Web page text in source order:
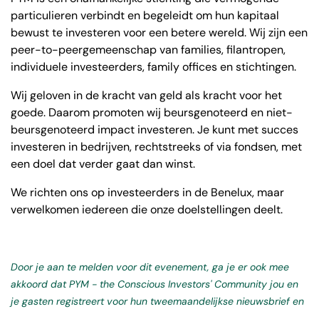
particulieren verbindt en begeleidt om hun kapitaal
bewust te investeren voor een betere wereld. Wij zijn een
peer-to-peergemeenschap van families, filantropen,
individuele investeerders, family offices en stichtingen.
Wij geloven in de kracht van geld als kracht voor het
goede. Daarom promoten wij beursgenoteerd en niet-
beursgenoteerd impact investeren. Je kunt met succes
investeren in bedrijven, rechtstreeks of via fondsen, met
een doel dat verder gaat dan winst.
We richten ons op investeerders in de Benelux, maar
verwelkomen iedereen die onze doelstellingen deelt.
Door je aan te melden voor dit evenement, ga je er ook mee
akkoord dat PYM - the Conscious Investors' Community jou en
je gasten registreert voor hun tweemaandelijkse nieuwsbrief en